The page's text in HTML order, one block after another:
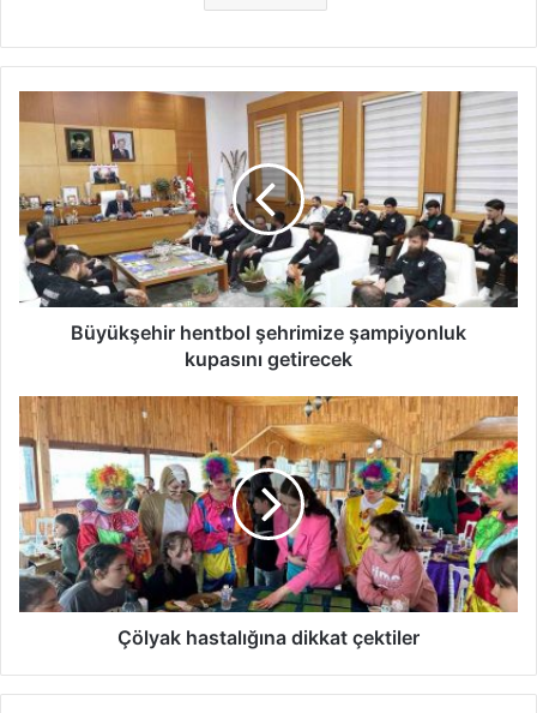
hentbol
şehrimize
şampiyonluk
kupasını
getirecek
Büyükşehir hentbol şehrimize şampiyonluk
kupasını getirecek
Çölyak
hastalığına
dikkat
çektiler
Çölyak hastalığına dikkat çektiler